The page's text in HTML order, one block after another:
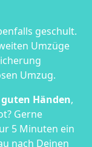
geschult.
Umzüge
Umzug.
Händen,
Gerne
5 Minuten ein
nach Deinen